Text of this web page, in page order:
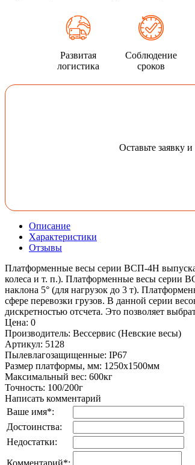
Развитая
логистика
Соблюдение
сроков
Оставьте заявку
Описание
Характеристики
Отзывы
Платформенные весы серии ВСП-4Н
колеса и т. п.). Платформенные весы серии
наклона 5° (для нагрузок до 3 т).
сфере перевозки грузов. В данной серии
дискретностью отсчета. Это позволяет
Цена: 0
Производитель: Вессервис (Невские весы)
Артикул: 5128
Пылевлагозащищенные: IP67
Размер платформы, мм: 1250х1500мм
Максимальный вес: 600кг
Точность: 100/200г
Написать комментарий
Ваше имя*:
Достоинства:
Недостатки: